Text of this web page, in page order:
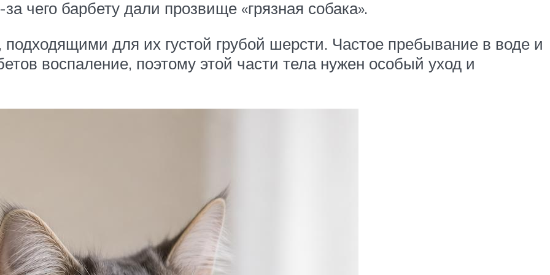
чего барбету дали прозвище «грязная собака».
для их густой грубой шерсти. Частое пребывание в воде и
воспаление, поэтому этой части тела нужен особый уход и